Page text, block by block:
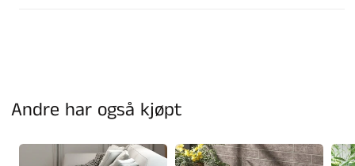
Andre har også kjøpt